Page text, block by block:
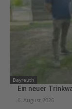
Bayreuth
Ein neuer
6. August 2026